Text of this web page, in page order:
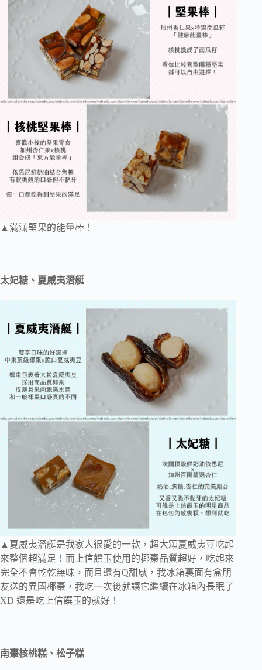
▲滿滿堅果的能量棒！
太妃糖、夏威夷潛艇
▲夏威夷潛艇是我家人很愛的一款，超大顆夏威夷豆吃起
來整個超滿足！而上信饌玉使用的椰棗品質超好，吃起來
完全不會乾乾無味，而且還有Q甜感，我冰箱裏面有盒朋
友送的異國椰棗，我吃一次後就讓它繼續在冰箱內長眠了
XD 還是吃上信饌玉的就好！
南棗核桃糕、松子糕